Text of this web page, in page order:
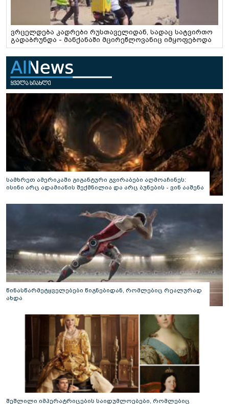
ვრცელდება კადრები რუსთაველიდან, სადაც სატვირთო
გადაბრუნდა - მანქანაში მცირეწლოვანიც იმყოფებოდა
სამხრეთ ამერიკაში გიგანტური გვირაბები აღმოაჩინეს:
ისინი არც ადამიანის შექმნილია და არც ბუნების - ვინ ააშენა
წინასწარმეტყველებები წიგნებიდან, რომლებიც რეალურად
ახდა
შეშლილი იმპერატრიცების საიდუმლოებები, რომლებიც